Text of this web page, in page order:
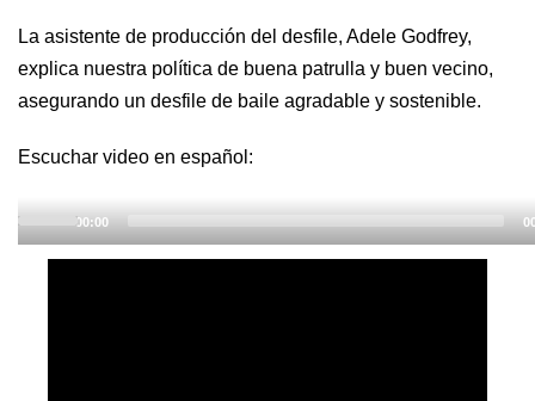
La asistente de producción del desfile, Adele Godfrey,
explica nuestra política de buena patrulla y buen vecino,
asegurando un desfile de baile agradable y sostenible.
Escuchar video en español:
00:00